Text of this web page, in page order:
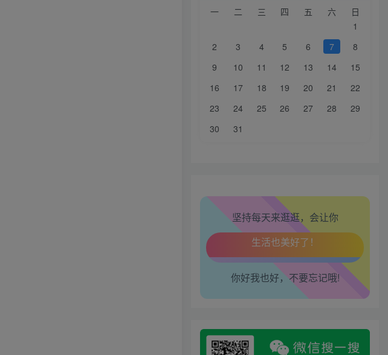
一 二 三 四 五 六
日
1
2
3 4 5 6 7
8
9
10 11 12 13 14
15
16
17 18 19 20 21
22
23
24 25 26 27 28
29
30
31
坚持每天来逛逛，会让你
生活也美好了！
腰也不酸了！
工作也轻松了！
你好我也好，不要忘记哦!